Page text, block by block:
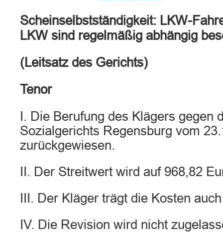
Scheinselbstständigkeit: LKW-
LKW sind regelmäßig abhängig
(Leitsatz des Gerichts)
Tenor
I. Die Berufung des Klägers gegen
Sozialgerichts Regensburg vom
zurückgewiesen.
II. Der Streitwert wird auf 968,82
III. Der Kläger trägt die Kosten
IV. Die Revision wird nicht